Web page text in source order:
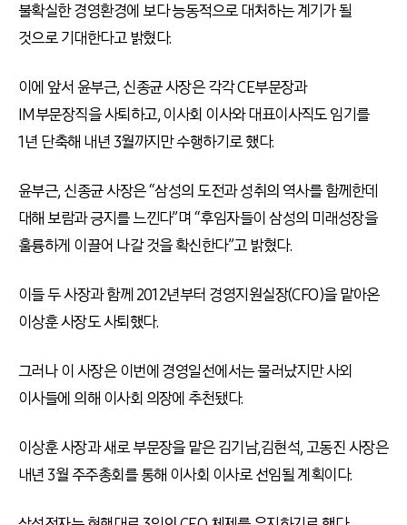
불확실한 경영환경에 보다 능동적으로 대처하는 계기가 될
것으로 기대한다고 밝혔다.
이에 앞서 윤부근, 신종균 사장은 각각 CE부문장과
IM부문장직을 사퇴하고, 이사회 이사와 대표이사직도 임기를
1년 단축해 내년 3월까지만 수행하기로 했다.
윤부근, 신종균 사장은 “삼성의 도전과 성취의 역사를 함께한데
대해 보람과 긍지를 느낀다”며 “후임자들이 삼성의 미래성장을
훌륭하게 이끌어 나갈 것을 확신한다”고 밝혔다.
이들 두 사장과 함께 2012년부터 경영지원실장(CFO)을 맡아온
이상훈 사장도 사퇴했다.
그러나 이 사장은 이번에 경영일선에서는 물러났지만 사외
이사들에 의해 이사회 의장에 추천됐다.
이상훈 사장과 새로 부문장을 맡은 김기남,김현석, 고동진 사장은
내년 3월 주주총회를 통해 이사회 이사로 선임될 계획이다.